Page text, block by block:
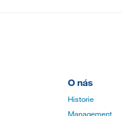
O nás
Historie
Management